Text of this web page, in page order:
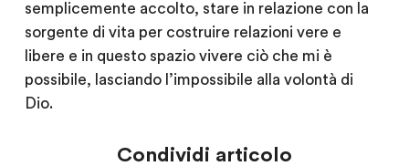
semplicemente accolto, stare in relazione con la
sorgente di vita per costruire relazioni vere e
libere e in questo spazio vivere ciò che mi è
possibile, lasciando l’impossibile alla volontà di
Dio.
Condividi articolo